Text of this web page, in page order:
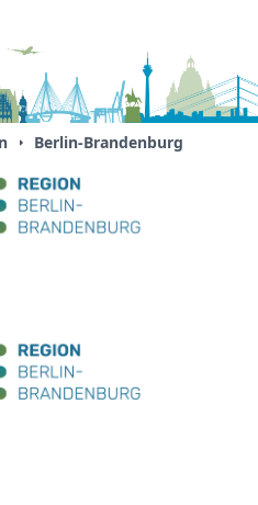
Berlin-Brandenburg